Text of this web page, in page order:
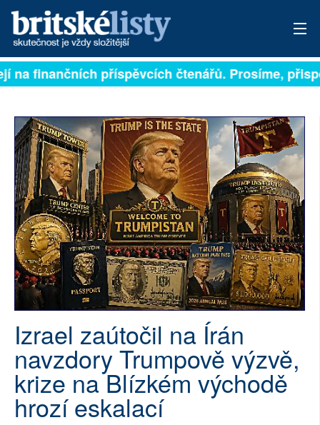
PŘIHLÁSIT
ARCHIV
ROZHOVORY
TÉMATA
NEJČTENĚJŠÍ ZA 7 DNÍ
AUTOŘI
PŘÍSPĚVKY NA PROVOZ
SOCIÁLNÍ SÍTĚ
RUBRIKY
PLNÁ VERZE STRÁNEK
finančních příspěvcích čtenářů. Prosíme,
Izrael zaútočil na Írán
navzdory Trumpově výzvě,
krize na Blízkém východě
hrozí eskalací